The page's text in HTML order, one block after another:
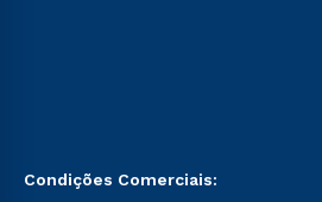
Condições Comerciais: